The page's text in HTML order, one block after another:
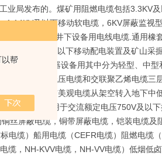
以帮
局发布的。煤矿用阻燃电缆包括3.3KV
及以下移动软电缆，6KV屏蔽监视
适用于煤矿井下设备用电线电缆.通用橡
定电压6kv及以下移动配电装置及矿山采
种移动式电器设备用其中分为轻型、中
接设备用的低压电缆和交联聚乙烯电缆三
力缺乏和城市美观电缆从架空转入地下中
86适用于交流额定电压750V及以
丝屏蔽电缆，铜带屏蔽电缆，铠装电缆及
电缆）船用电缆（CEFR电缆）阻燃电缆
缆，NH-KVV电缆，NH-VV电缆）低烟低